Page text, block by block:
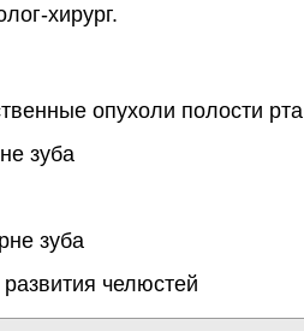
хирург.
опухоли полости рта
зуба
зуба
челюстей